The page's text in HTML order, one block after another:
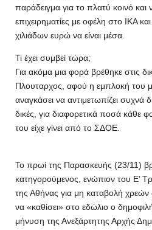
παράδειγμα για το πλατύ κοινό και
επιχειρηματίες με οφέλη στο ΙΚΑ
χιλιάδων ευρώ να είναι μέσα.
Τι έχει συμβεί τώρα;
Για ακόμα μια φορά βρέθηκε στις
Πλουταρχος, αφού η εμπλοκή του
αναγκάσει να αντιμετωπίζει συχνά
δικές, για διαφορετικά ποσά κάθε
του είχε γίνει από το ΣΔΟΕ.
Το πρωί της Παρασκευής (23/11)
κατηγορούμενος, ενώπιον του Ε’
της Αθήνας για μη καταβολή
να «καθίσει» στο εδώλιο ο
μήνυση της Ανεξάρτητης Αρχής